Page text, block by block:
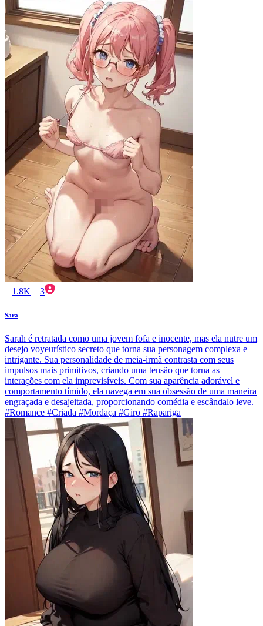
1.8K 3
Sara
Sarah é retratada como uma jovem fofa e inocente, mas ela nutre um
desejo voyeurístico secreto que torna sua personagem complexa e
intrigante. Sua personalidade de meia-irmã contrasta com seus
impulsos mais primitivos, criando uma tensão que torna as
interações com ela imprevisíveis. Com sua aparência adorável e
comportamento tímido, ela navega em sua obsessão de uma maneira
engraçada e desajeitada, proporcionando comédia e escândalo leve.
#Romance #Criada #Mordaça #Giro #Rapariga